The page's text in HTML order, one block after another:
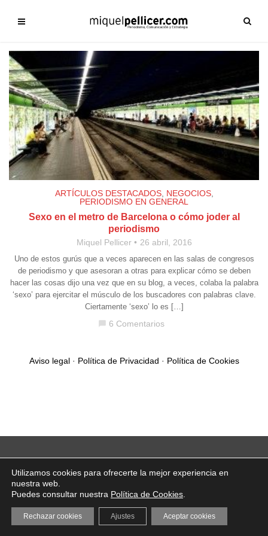
ARTÍCULOS DESTACADOS, NEGOCIOS,
PERIODISMO EN GENERAL
Sexo en el metro de Barcelona o cómo joder al
periodismo
Miquel Pellicer 26 abril, 2016
Uno de estos gurús que a veces aparecen en las salas de congresos
de periodismo y que asesoran a otras para explicar cómo se deben
hacer las cosas dijo una vez que en su blog, a veces, colaba la palabra
‘sexo’ para ejercitar el músculo de los buscadores con palabras clave.
Ciertamente ‘sexo’ lo es […]
chat_bubble 6 Comentarios
Aviso legal· Política de Privacidad · Política de Cookies
Utilizamos cookies para ofrecerte la mejor experiencia en
nuestra web.
Puedes consultar nuestra Política de Cookies
Aceptar cookies
Rechazar cookies Ajustes